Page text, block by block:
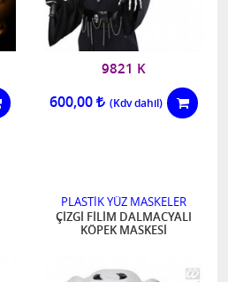
9821 K
600,00
PLASTİK YÜZ MASKELER
ÇİZGİ FİLİM DALMACYALI
KÖPEK MASKESİ